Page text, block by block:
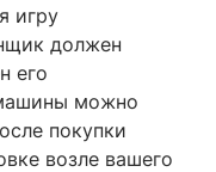
игру
должен
его
можно
покупки
возле вашего